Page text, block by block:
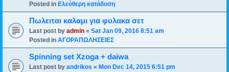
Posted in Ελεύθερη κατάδυση
Πωλειται καλαμι για φυλακα σετ
Last post by admin « Sat Jan 09, 2016 8:51 am
Posted in ΑΓΟΡΑΠΩΛΗΣΕΙΕΣ
Spinning set Xzoga + daiwa
Last post by andrikos « Mon Dec 14, 2015 6:51 pm